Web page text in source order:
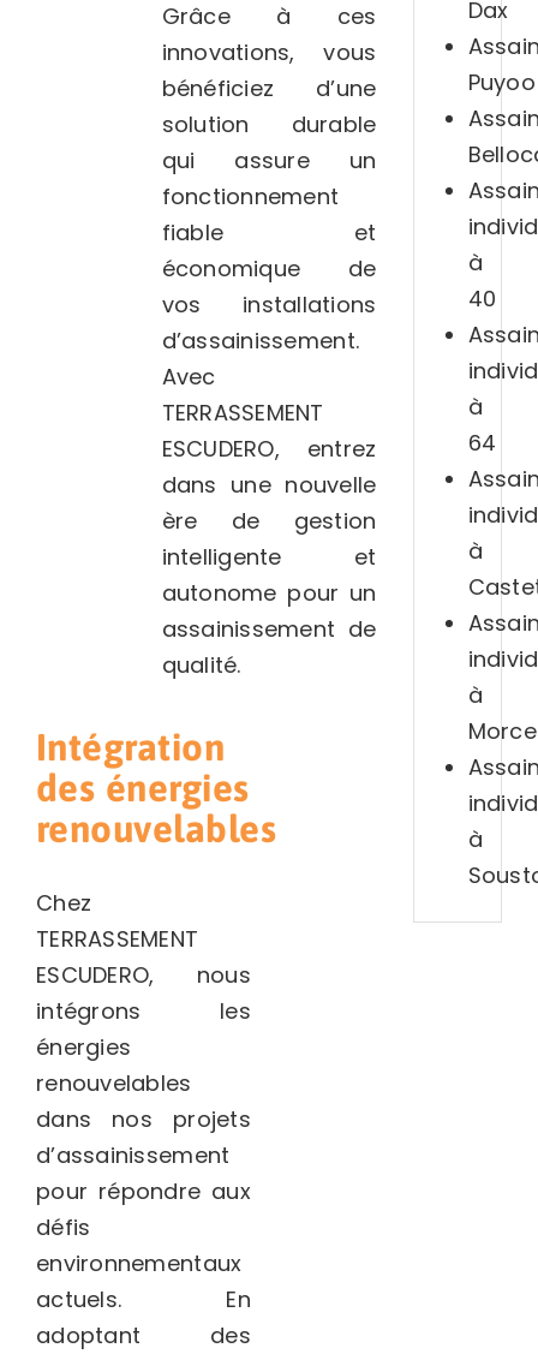
Grâce à ces
innovations, vous
bénéficiez d’une
solution durable
qui assure un
fonctionnement
fiable et
économique de
vos installations
d’assainissement.
Avec
TERRASSEMENT
ESCUDERO, entrez
dans une nouvelle
ère de gestion
intelligente et
autonome pour un
assainissement de
qualité.
Intégration
des énergies
renouvelables
Chez
TERRASSEMENT
ESCUDERO, nous
intégrons les
énergies
renouvelables
dans nos projets
d’assainissement
pour répondre aux
défis
environnementaux
actuels. En
adoptant des
Dax
Puyoo
à
40
à
64
à
à
à